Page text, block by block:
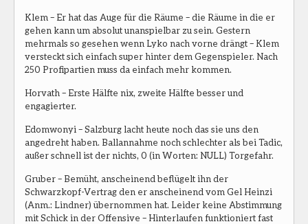
Klem – Er hat das Auge für die Räume – die Räume in die er
gehen kann um absolut unanspielbar zu sein. Gestern
mehrmals so gesehen wenn Lyko nach vorne drängt – Klem
versteckt sich einfach super hinter dem Gegenspieler. Nach
250 Profipartien muss da einfach mehr kommen.
Horvath – Erste Hälfte nix, zweite Hälfte besser und
engagierter.
Edomwonyi – Salzburg lacht heute noch das sie uns den
angedreht haben. Ballannahme noch schlechter als bei Tadic,
außer schnell ist der nichts, 0 (in Worten: NULL) Torgefahr.
Gruber – Bemüht, anscheinend beflügelt ihn der
Schwarzkopf-Vertrag den er anscheinend vom Gel Heinzi
(Anm.: Lindner) übernommen hat. Leider keine Abstimmung
mit Schick in der Offensive – Hinterlaufen funktioniert fast